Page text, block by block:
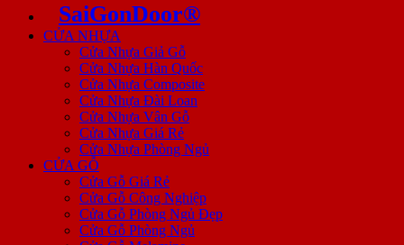
SaiGonDoor®
CỬA NHỰA
Cửa Nhựa Giả Gỗ
Cửa Nhựa Hàn Quốc
Cửa Nhựa Composite
Cửa Nhựa Đài Loan
Cửa Nhựa Vân Gỗ
Cửa Nhựa Giá Rẻ
Cửa Nhựa Phòng Ngủ
CỬA GỖ
Cửa Gỗ Giá Rẻ
Cửa Gỗ Công Nghiệp
Cửa Gỗ Phòng Ngủ Đẹp
Cửa Gỗ Phòng Ngủ